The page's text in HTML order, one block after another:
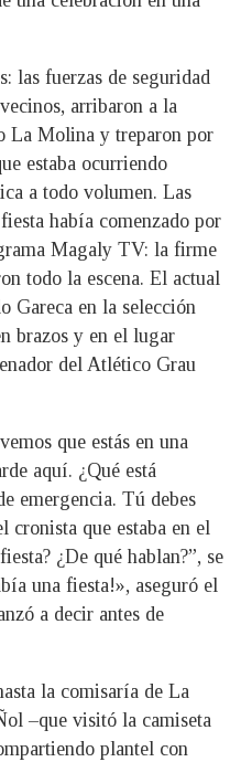
las fuerzas de seguridad
arribaron a la
La Molina y treparon por
estaba ocurriendo
a todo volumen. Las
había comenzado por
Magaly TV: la firme
todo la escena. El actual
Gareca en la selección
brazos y en el lugar
del Atlético Grau
que estás en una
aquí. ¿Qué está
emergencia. Tú debes
cronista que estaba en el
¿De qué hablan?”, se
una fiesta!», aseguró el
a decir antes de
la comisaría de La
–que visitó la camiseta
plantel con